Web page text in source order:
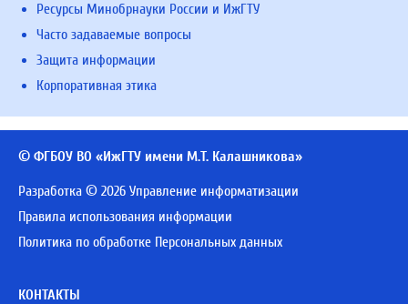
Ресурсы Минобрнауки России и ИжГТУ
Часто задаваемые вопросы
Защита информации
Корпоративная этика
© ФГБОУ ВО «ИжГТУ имени М.Т. Калашникова»
Разработка © 2026 Управление информатизации
Правила использования информации
Политика по обработке Персональных данных
КОНТАКТЫ